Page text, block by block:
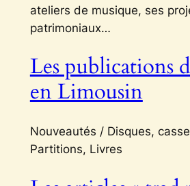
ateliers de musique, ses
patrimoniaux…
Les publications
en Limousin
Nouveautés / Disques,
Partitions, Livres